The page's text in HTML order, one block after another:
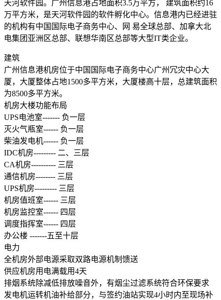
专线上网
企业专线上网
云计算
安全防护
全球分布式防御
混合云
快速部署组网
超融合
大企业首选
SD-WAN
智能盒子即买即用
全球加速服务
定制跨境加速
数据中心
华南BGP机房
深圳横岗电信机房
FIL/CHIA/BZZ首选机房
天河软件园。广州信息港占地面积3.5万平方， 建筑面积约16
万平方米，是天河软件园的软件孵化中心。信息港内已经进驻
的机构有中国国际电子商务中心、网 易全球总部、加拿大北
电集团亚洲区总部、联想华南区总部等大型IT类企业。
建筑
广州信息港机房位于中国国际电子商务中心广州冗灾中心大
厦，大厦整体占地1500多平方米，大厦楼高十层，总建筑面积
为8500多平方米。
机房大楼功能布局
UPS电池室------- 负一层
灭火气瓶室------ 负一层
柴油发电机------ 负一层
IDC机房--------- 二、三层
CA机房---------- 三层
通信机房-------- 三层
UPS机房--------- 三层
机房值班室------ 三层
机房监控室------ 四层
调度指挥室------ 四层
办公楼 -------五至十层
电力
全机房外部电源采取双路电源机制馈送
供应机房用电满载用4天
排烟系统除减低排放噪音外，有烟尘过滤系统符合环保要求
发电机运转机油补给部分，与签约油站实现4小时内至现场补